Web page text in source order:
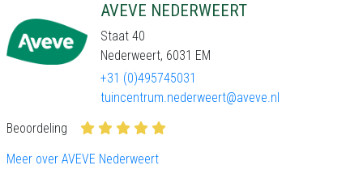
AVEVE NEDERWEERT
Staat 40
Nederweert, 6031 EM
+31 (0)495745031
tuincentrum.nederweert@aveve.nl
Beoordeling
Meer over AVEVE Nederweert